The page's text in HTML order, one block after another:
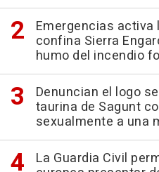
Emergencias activa
confina Sierra
humo del incendio
Denuncian el logo
taurina de Sagunt
sexualmente a una
La Guardia Civil